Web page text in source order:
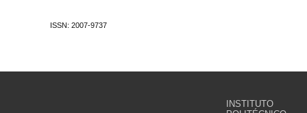
ISSN: 2007-9737
INSTITUTO